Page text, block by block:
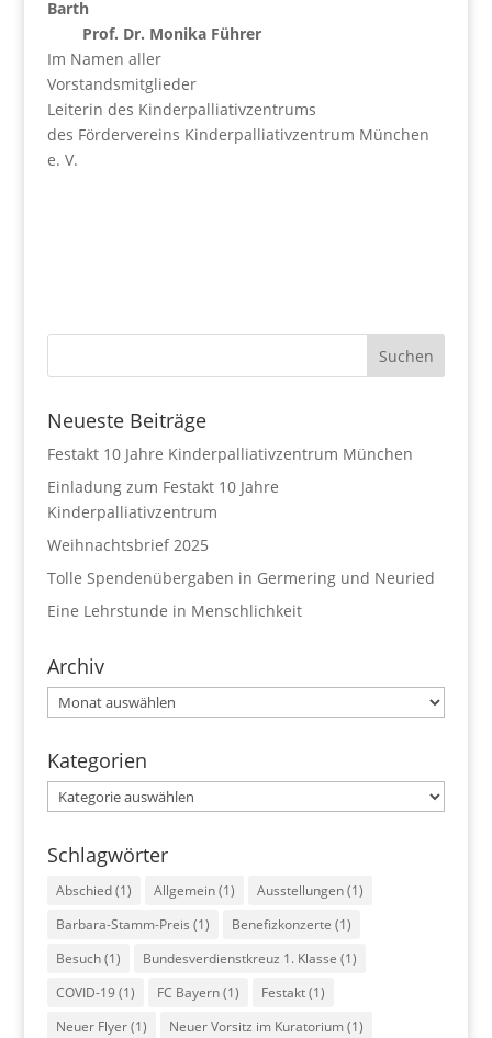
Barth
Prof. Dr. Monika Führer
Im Namen aller
Vorstandsmitglieder
Leiterin des Kinderpalliativzentrums
des Fördervereins Kinderpalliativzentrum München
e. V.
Neueste Beiträge
Festakt 10 Jahre Kinderpalliativzentrum München
Einladung zum Festakt 10 Jahre
Kinderpalliativzentrum
Weihnachtsbrief 2025
Tolle Spendenübergaben in Germering und Neuried
Eine Lehrstunde in Menschlichkeit
Archiv
Archiv
Kategorien
Kategorien
Schlagwörter
Abschied(1) Allgemein(1) Ausstellungen(1)
Barbara-Stamm-Preis (1) Benefizkonzerte (1)
Besuch(1) Bundesverdienstkreuz 1. Klasse (1)
COVID-19(1) FC Bayern(1) Festakt(1)
Neuer Flyer(1) Neuer Vorsitz im Kuratorium(1)